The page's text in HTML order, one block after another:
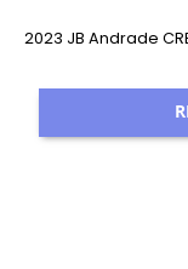
2023 JB Andrade